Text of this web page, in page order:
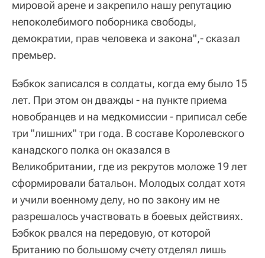
мировой арене и закрепило нашу репутацию
непоколебимого поборника свободы,
демократии, прав человека и закона",- сказал
премьер.
Бэбкок записался в солдаты, когда ему было 15
лет. При этом он дважды - на пункте приема
новобранцев и на медкомиссии - приписал себе
три "лишних" три года. В составе Королевского
канадского полка он оказался в
Великобритании, где из рекрутов моложе 19 лет
сформировали батальон. Молодых солдат хотя
и учили военному делу, но по закону им не
разрешалось участвовать в боевых действиях.
Бэбкок рвался на передовую, от которой
Британию по большому счету отделял лишь